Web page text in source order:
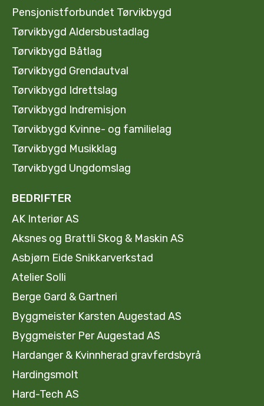
Pensjonistforbundet Tørvikbygd
Tørvikbygd Aldersbustadlag
Tørvikbygd Båtlag
Tørvikbygd Grendautval
Tørvikbygd Idrettslag
Tørvikbygd Indremisjon
Tørvikbygd Kvinne- og familielag
Tørvikbygd Musikklag
Tørvikbygd Ungdomslag
BEDRIFTER
AK Interiør AS
Aksnes og Brattli Skog & Maskin AS
Asbjørn Eide Snikkarverkstad
Atelier Solli
Berge Gard & Gartneri
Byggmeister Karsten Augestad AS
Byggmeister Per Augestad AS
Hardanger & Kvinnherad gravferdsbyrå
Hardingsmolt
Hard-Tech AS